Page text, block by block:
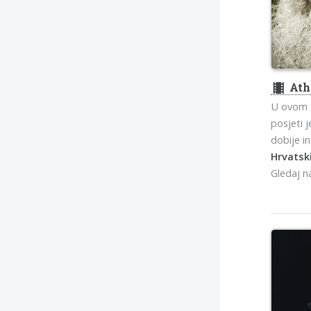
theaters
U ovom
posjeti
dobije
Gledaj